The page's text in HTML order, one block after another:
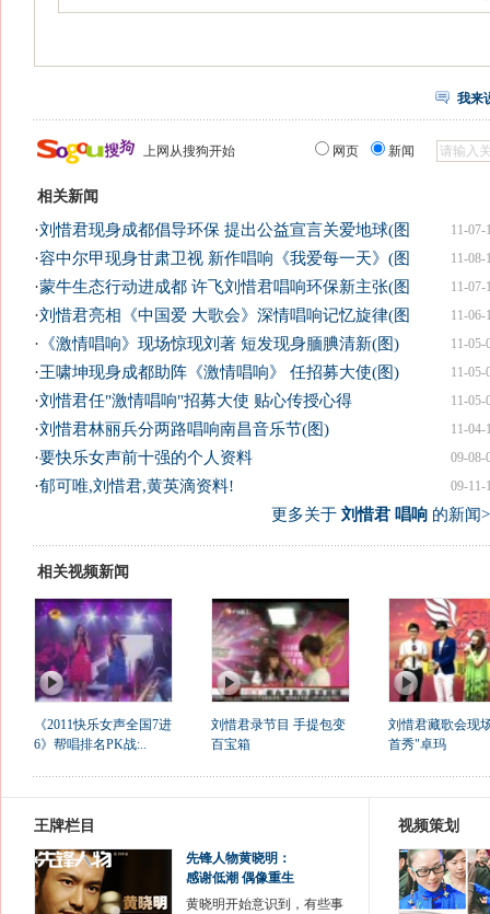
我来
上网从搜狗开始 网页 新闻
相关新闻
11-07-
·刘惜君现身成都倡导环保 提出公益宣言关爱地球(图
11-08-
·容中尔甲现身甘肃卫视 新作唱响《我爱每一天》(图
11-07-
·蒙牛生态行动进成都 许飞刘惜君唱响环保新主张(图
11-06-
·刘惜君亮相《中国爱 大歌会》深情唱响记忆旋律(图
11-05-
· 《激情唱响》现场惊现刘著 短发现身腼腆清新(图)
11-05-
·王啸坤现身成都助阵《激情唱响》 任招募大使(图)
11-05-
·刘惜君任"激情唱响"招募大使 贴心传授心得
11-04-
·刘惜君林丽兵分两路唱响南昌音乐节(图)
09-08-
·要快乐女声前十强的个人资料
09-11-
·郁可唯,刘惜君,黄英滴资料!
更多关于 刘惜君 唱响的新闻
相关视频新闻
《2011快乐女声全国7进
6》帮唱排名PK战:..
刘惜君录节目 手提包变
百宝箱
刘惜君藏歌会现
首秀"卓玛
王牌栏目
先锋人物黄晓明：
感谢低潮 偶像重生
黄晓明开始意识到，有些事
视频策划